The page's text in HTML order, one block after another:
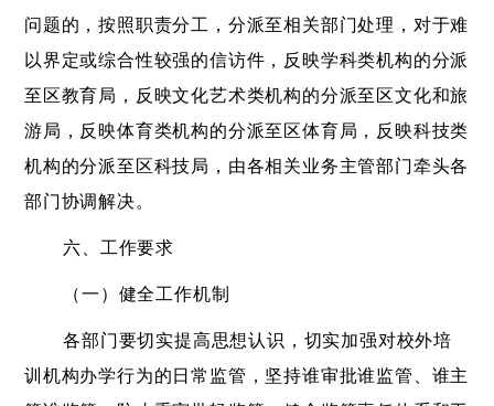
问题的，按照职责分工，分派至相关部门处理，对于难
以界定或综合性较强的信访件，反映学科类机构的分派
至区教育局，反映文化艺术类机构的分派至区文化和旅
游局，反映体育类机构的分派至区体育局，反映科技类
机构的分派至区科技局，由各相关业务主管部门牵头各
部门协调解决。
六、工作要求
（一）健全工作机制
各部门要切实提高思想认识，切实加强对校外培
训机构办学行为的日常监管，坚持谁审批谁监管、谁主